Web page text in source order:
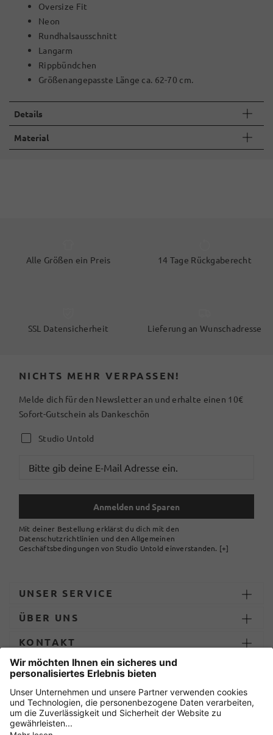
Oversize Fit
Neon
Rundhalsausschnitt
Langarm
Rippbündchen
Größenangepasste Länge ca. 62-70 cm.
Details
Material
Alle Größen ein Preis 14 Tage Rückgaberecht
SSL Datensicherheit Lieferung an Wunschadresse
NICHTS MEHR VERPASSEN!
Melde dich für den Newsletter an und erhalte einen 10€
Sofort-Gutschein als Dankeschön
Studio Untold
Anmelden und Sparen
Mit deiner Bestellung erklärst du dich mit den
Datenschutzrichtlinien und den Allgemeinen
Geschäftsbedingungen von Studio Untold einverstanden. [+]
UNSER SERVICE
ÜBER UNS
KONTAKT
ZAHLUNG UND LIEFERUNG
Sicher einkaufen mit